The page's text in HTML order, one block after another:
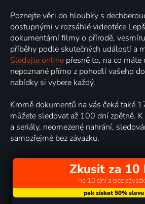
Poznejte věci do hloubky s
dostupnými v rozsáhlé videotéce
dokumentární filmy o přírodě,
příběhy podle skutečných událostí a
Sledujte online přesně to, na co máte
nepoznané přímo z pohodlí vašeho
nabídky si vybere každý.
Kromě dokumentů na vás čeká také
můžete sledovat až 100 dní zpětně.
a seriály, neomezené nahrání,
samozřejmě bez závazku.
Zkusit za 10
na 10 dní a bez